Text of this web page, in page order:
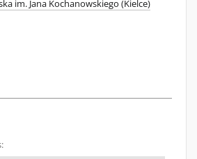
im. Jana Kochanowskiego (Kielce)